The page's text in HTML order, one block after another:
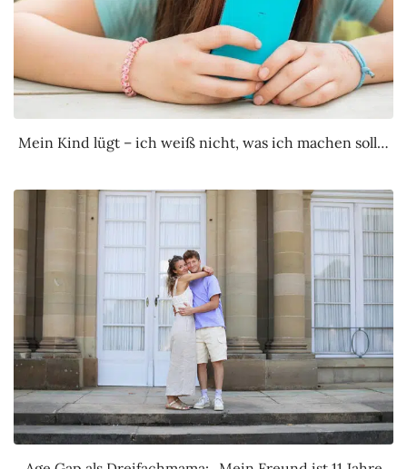
Mein Kind lügt – ich weiß nicht, was ich machen soll…